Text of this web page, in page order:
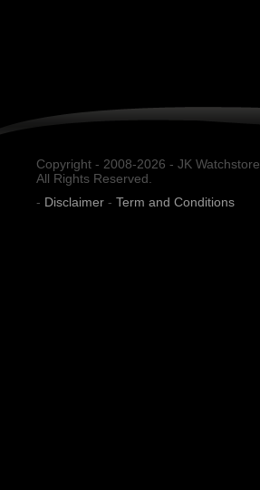
Copyright - 2008-2026 - JK Watchstore.
All Rights Reserved.
- Disclaimer - Term and Conditions